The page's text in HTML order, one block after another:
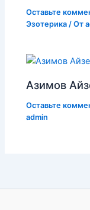
Оставьте
Эзотерика / От
Азимов
Оставьте
admin